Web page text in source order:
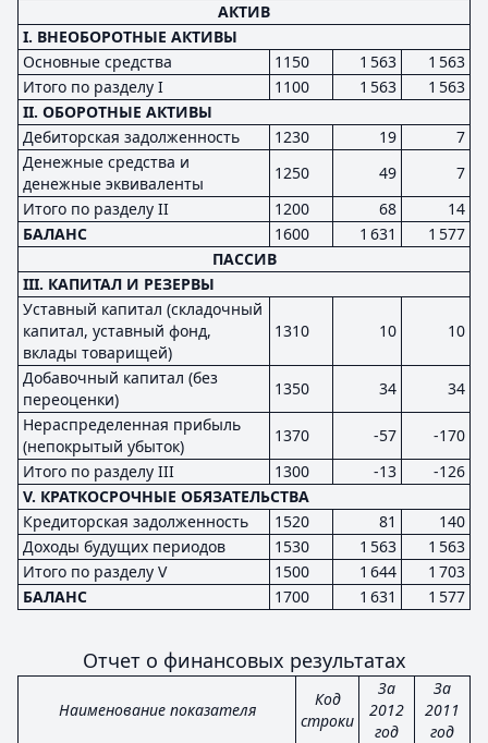
АКТИВ
I. ВНЕОБОРОТНЫЕ АКТИВЫ
Основные средства
1150 1 563
1 563
Итого по разделу I
1100 1 563
1 563
II. ОБОРОТНЫЕ АКТИВЫ
Дебиторская задолженность
1230 19
7
Денежные средства и
денежные эквиваленты
1250 49
7
Итого по разделу II
1200 68
14
БАЛАНС
1600 1 631
1 577
ПАССИВ
III. КАПИТАЛ И РЕЗЕРВЫ
Уставный капитал (складочный
капитал, уставный фонд,
вклады товарищей)
1310 10 10
Добавочный капитал (без
переоценки)
1350 34
34
Нераспределенная прибыль
(непокрытый убыток)
1370 -57
-170
Итого по разделу III
1300 -13
-126
V. КРАТКОСРОЧНЫЕ ОБЯЗАТЕЛЬСТВА
Кредиторская задолженность
1520 81
140
Доходы будущих периодов
1530 1 563
1 563
Итого по разделу V
1500 1 644
1 703
БАЛАНС
1700 1 631 1 577
Отчет о финансовых результатах
Наименование показателя
Код
строки
За
2012
год
За
2011
год